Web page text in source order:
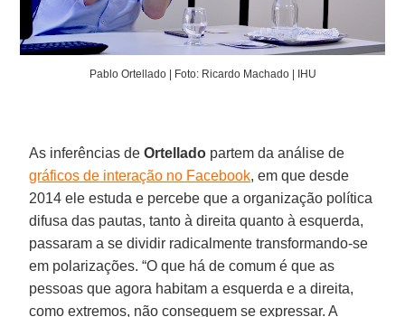
Pablo Ortellado | Foto: Ricardo Machado | IHU
As inferências deOrtellado partem da análise de
gráficos de interação no Facebook, em que desde
2014 ele estuda e percebe que a organização política
difusa das pautas, tanto à direita quanto à esquerda,
passaram a se dividir radicalmente transformando-se
em polarizações. “O que há de comum é que as
pessoas que agora habitam a esquerda e a direita,
como extremos, não conseguem se expressar. A